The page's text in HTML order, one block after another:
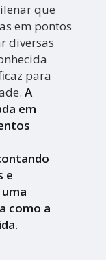
que
em pontos
diversas
para
A
em
e
como a